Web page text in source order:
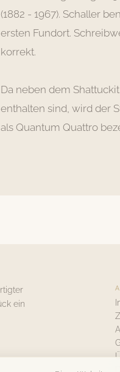
(1882 - 1967). Schaller
ersten Fundort.
korrekt.
Da neben dem
enthalten sind, wird der
als Quantum Quattro
ein